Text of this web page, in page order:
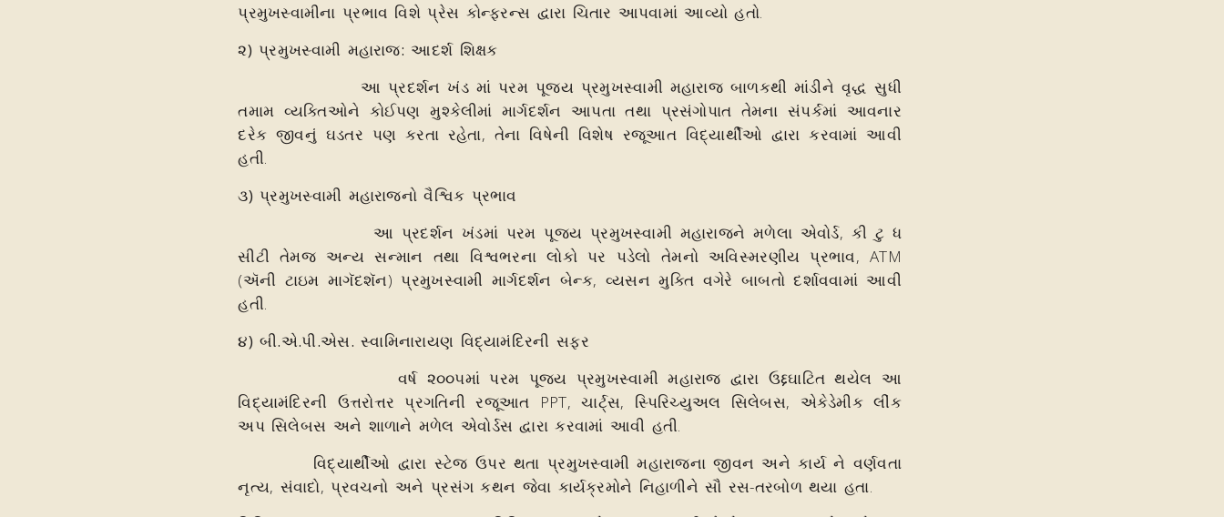
પ્રમુખસ્વામીના પ્રભાવ વિશે પ્રેસ કોન્ફરન્સ દ્વારા ચિતાર આપવામાં આવ્યો હતો.
૨) પ્રમુખસ્વામી મહારાજ: આદર્શ શિક્ષક
આ પ્રદર્શન ખંડ માં પરમ પૂજ્ય પ્રમુખસ્વામી મહારાજ બાળકથી માંડીને વૃદ્ધ સુધી
તમામ વ્યક્તિઓને કોઈપણ મુશ્કેલીમાં માર્ગદર્શન આપતા તથા પ્રસંગોપાત તેમના સંપર્કમાં આવનાર
દરેક જીવનું ઘડતર પણ કરતા રહેતા, તેના વિષેની વિશેષ રજૂઆત વિદ્યાર્થીઓ દ્વારા કરવામાં આવી
હતી.
૩) પ્રમુખસ્વામી મહારાજનો વૈશ્વિક પ્રભાવ
આ પ્રદર્શન ખંડમાં પરમ પૂજ્ય પ્રમુખસ્વામી મહારાજને મળેલા એવોર્ડ, કી ટુ ધ
સીટી તેમજ અન્ય સન્માન તથા વિશ્વભરના લોકો પર પડેલો તેમનો અવિસ્મરણીય પ્રભાવ, ATM
(ઍની ટાઇમ માગૅદશૅન) પ્રમુખસ્વામી માર્ગદર્શન બેન્ક, વ્યસન મુક્તિ વગેરે બાબતો દર્શાવવામાં આવી
હતી.
૪) બી.એ.પી.એસ. સ્વામિનારાયણ વિદ્યામંદિરની સફર
વર્ષ ૨૦૦૫માં પરમ પૂજ્ય પ્રમુખસ્વામી મહારાજ દ્વારા ઉદ્દઘાટિત થયેલ આ
વિદ્યામંદિરની ઉત્તરોત્તર પ્રગતિની રજૂઆત PPT, ચાર્ટ્સ, સ્પિરિચ્યુઅલ સિલેબસ, એકેડેમીક લીંક
અપ સિલેબસ અને શાળાને મળેલ એવોર્ડસ દ્વારા કરવામાં આવી હતી.
વિદ્યાર્થીઓ દ્વારા સ્ટેજ ઉપર થતા પ્રમુખસ્વામી મહારાજના જીવન અને કાર્ય ને વર્ણવતા
નૃત્ય, સંવાદો, પ્રવચનો અને પ્રસંગ કથન જેવા કાર્યક્રમોને નિહાળીને સૌ રસ-તરબોળ થયા હતા.